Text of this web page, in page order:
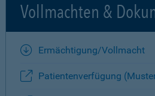
Vollmachten &
Ermächtigung/Vollmacht
Patientenverfügung